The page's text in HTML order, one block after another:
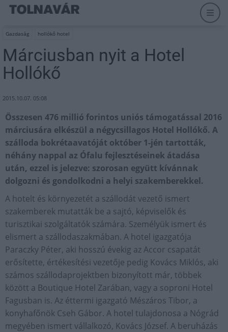
Gazdaság hollókő hotel
Márciusban nyit a Hotel
Hollókő
2015.10.07. 05:08
Összesen 476 millió forintos uniós támogatással 2016
márciusára elkészül a négycsillagos Hotel Hollókő. A
szálloda bokrétaavatóját október 1-jén tartották,
néhány nappal az Ófalu fejlesztéseinek átadása
után, ezzel is jelezve: szorosan együtt kívánnak
dolgozni és gondolkodni a helyi szakemberekkel.
A hotelt és környezetét a szállodát vezető ismert
szakemberek mutatták be a sajtó, képviselők és
turisztikai szolgáltatók számára. Személyük ismert és
elismert a szállodaszakmában. A hotel igazgatója
Paraczky Péter, aki hosszú évekig az Accor csapatát
erősítette, értékesítési vezetője pedig Kovács Miklós, aki
számos szállodaprojektben bizonyított már, többek
között a Boutique Hotel Zarában, vagy a soproni Hotel
Fagusban is. Az éttermi igazgató Mészáros Tibor, a
konyhafőnök Cseh Gábor. A hotel tulajdonosa a Nógrád
megyében ismert vállalkozó, Kovács József. A beruházás